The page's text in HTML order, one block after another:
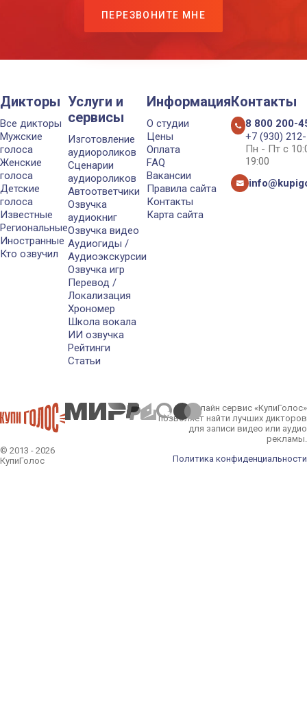
ПЕРЕЗВОНИТЕ МНЕ
Дикторы
Все дикторы
Мужские
голоса
Женские
голоса
Детские
голоса
Известные
Региональные
Иностранные
Кто озвучил
Услуги и
сервисы
Изготовление
аудиороликов
Сценарии
аудиороликов
Автоответчики
Озвучка
аудиокниг
Озвучка видео
Аудиогиды /
Аудиоэкскурсии
Озвучка игр
Перевод /
Локализация
Хрономер
Школа вокала
ИИ озвучка
Рейтинги
Статьи
Информация
О студии
Цены
Оплата
FAQ
Вакансии
Правила сайта
Контакты
Карта сайта
Контакты
8 800 200-
+7 (930)
Пн - Пт с
19:00
© 2013 - 2026
КупиГолос
Онлайн сервис «КупиГолос»
позволяет найти лучших дикторов
для записи видео или аудио
рекламы.
Политика конфиденциальности